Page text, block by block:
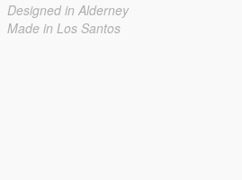
Designed in Alderney
Made in Los Santos